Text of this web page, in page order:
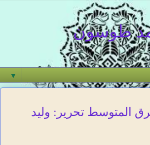
طوسون
▼
المتوسط تحرير: وليد